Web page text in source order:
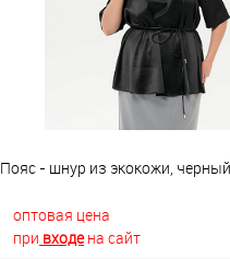
Пояс - шнур из экокожи, черный
оптовая цена
при входена сайт